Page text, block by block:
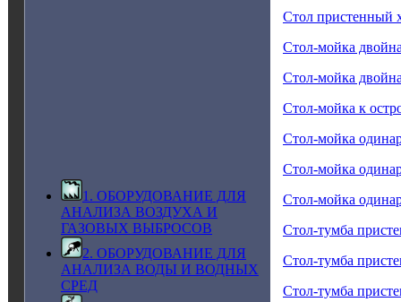
1. ОБОРУДОВАНИЕ ДЛЯ
АНАЛИЗА ВОЗДУХА И
ГАЗОВЫХ ВЫБРОСОВ
2. ОБОРУДОВАНИЕ ДЛЯ
АНАЛИЗА ВОДЫ И ВОДНЫХ
СРЕД
Стол пристенный
Стол-мойка
Стол-мойка
Стол-мойка к
Стол-мойка
Стол-мойка
Стол-мойка
Стол-тумба
Стол-тумба
Стол-тумба